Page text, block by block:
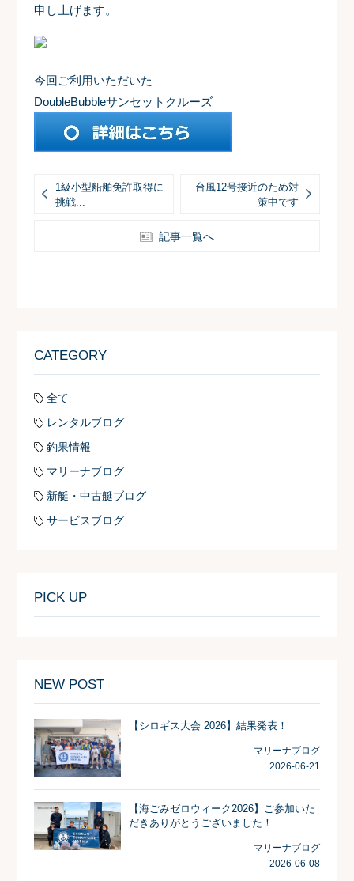
申し上げます。
今回ご利用いただいた
DoubleBubbleサンセットクルーズ
1級小型船舶免許取得に
挑戦...
台風12号接近のため対
策中です
記事一覧へ
CATEGORY
全て
レンタルブログ
釣果情報
マリーナブログ
新艇・中古艇ブログ
サービスブログ
PICK UP
NEW POST
【シロギス大会 2026】結果発表！
マリーナブログ
2026-06-21
【海ごみゼロウィーク2026】ご参加いた
だきありがとうございました！
マリーナブログ
2026-06-08